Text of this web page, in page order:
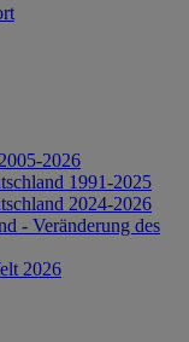
2026
1991-2025
2024-2026
- Veränderung des
2026